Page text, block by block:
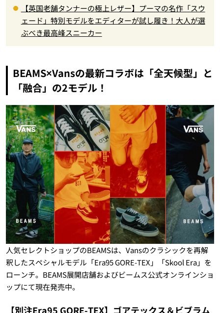
【英国老舗タンナーの極上レザー】プーマの名作「スウ
ェード」特別モデルをエディターが試し履き！大人が選
ぶべき最高峰スニーカー
BEAMS×Vansの最新コラボは「全天候型」と
「融合」の2モデル！
人気セレクトショップのBEAMSは、Vansのクラシックを再解
釈したスペシャルモデル「Era95 GORE-TEX」「Skool Era」を
ローンチ。BEAMS展開店舗およびビームス公式オンラインショ
ップにて現在発売中。
【別注Era95 GORE-TEX】ゴアテックス＆ビブラム